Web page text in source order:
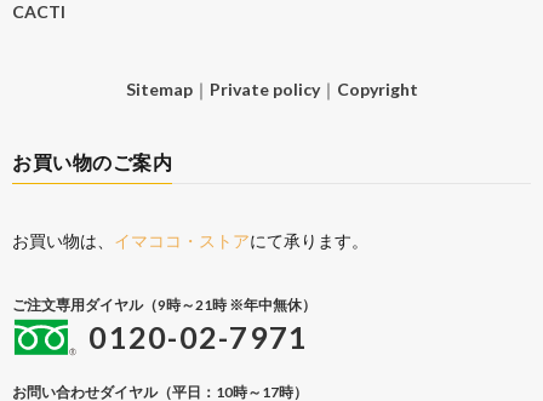
CACTI
Sitemap｜ Private policy｜ Copyright
お買い物のご案内
お買い物は、 イマココ・ストアにて承ります。
ご注文専用ダイヤル（9時～21時 ※年中無休）
0120-02-7971
お問い合わせダイヤル（平日：10時～17時）